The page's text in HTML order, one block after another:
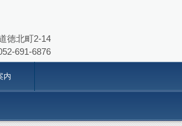
徳北町2-14
691-6876
内